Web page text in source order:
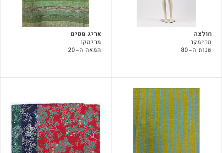
חולצה
מרימקו
שנות ה-80
אריג פסים
מרימקו
המאה ה-20